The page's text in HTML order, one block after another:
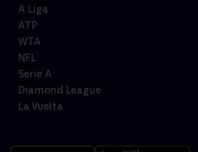
A Liga
ATP
WTA
NFL
Serie A
Diamond League
La Vuelta